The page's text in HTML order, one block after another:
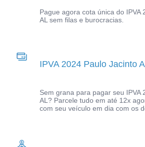
Pague agora cota única do IPVA
AL sem filas e burocracias.
IPVA 2024 Paulo Jacinto
Sem grana para pagar seu IPVA
AL? Parcele tudo em até 12x
com seu veículo em dia com os